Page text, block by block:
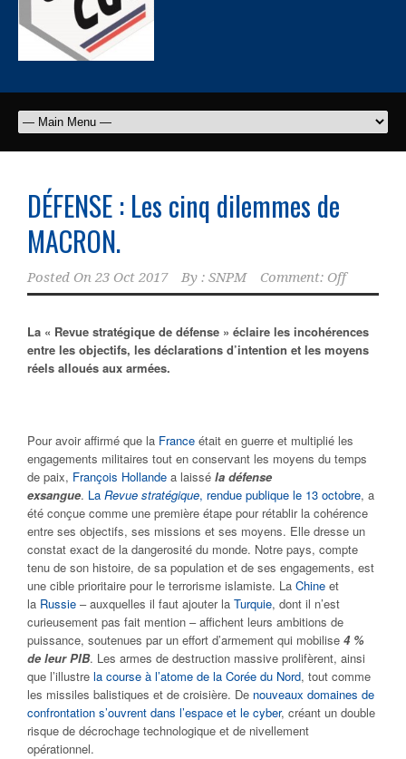
DÉFENSE : Les cinq dilemmes de
MACRON.
Posted On 23 Oct 2017 By : SNPM Comment: Off
La « Revue stratégique de défense » éclaire les incohérences
entre les objectifs, les déclarations d’intention et les moyens
réels alloués aux armées.
Pour avoir affirmé que la France était en guerre et multiplié les
engagements militaires tout en conservant les moyens du temps
de paix, François Hollande a laissé la défense
exsangue. La Revue stratégique, rendue publique le 13 octobre, a
été conçue comme une première étape pour rétablir la cohérence
entre ses objectifs, ses missions et ses moyens. Elle dresse un
constat exact de la dangerosité du monde. Notre pays, compte
tenu de son histoire, de sa population et de ses engagements, est
une cible prioritaire pour le terrorisme islamiste. La Chine et
la Russie – auxquelles il faut ajouter la Turquie, dont il n’est
curieusement pas fait mention – affichent leurs ambitions de
puissance, soutenues par un effort d’armement qui mobilise 4 %
de leur PIB. Les armes de destruction massive prolifèrent, ainsi
que l’illustre la course à l’atome de la Corée du Nord, tout comme
les missiles balistiques et de croisière. De nouveaux domaines de
confrontation s’ouvrent dans l’espace et le cyber, créant un double
risque de décrochage technologique et de nivellement
opérationnel.